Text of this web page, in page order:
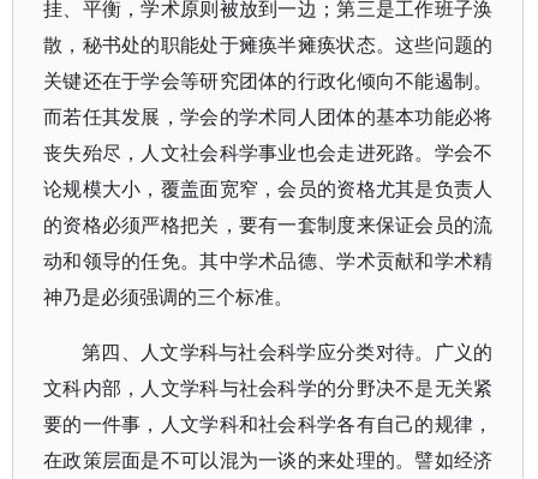
挂、平衡，学术原则被放到一边；第三是工作班子涣
散，秘书处的职能处于瘫痪半瘫痪状态。这些问题的
关键还在于学会等研究团体的行政化倾向不能遏制。
而若任其发展，学会的学术同人团体的基本功能必将
丧失殆尽，人文社会科学事业也会走进死路。学会不
论规模大小，覆盖面宽窄，会员的资格尤其是负责人
的资格必须严格把关，要有一套制度来保证会员的流
动和领导的任免。其中学术品德、学术贡献和学术精
神乃是必须强调的三个标准。
第四、人文学科与社会科学应分类对待。广义的
文科内部，人文学科与社会科学的分野决不是无关紧
要的一件事，人文学科和社会科学各有自己的规律，
在政策层面是不可以混为一谈的来处理的。譬如经济